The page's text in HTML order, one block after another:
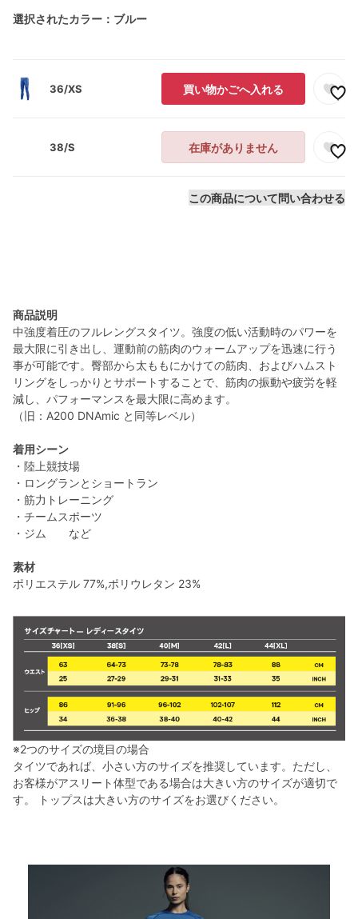
選択されたカラー：ブルー
36/XS 買い物かごへ入れる
38/S 在庫がありません
この商品について問い合わせる
商品説明
中強度着圧のフルレングスタイツ。強度の低い活動時のパワーを
最大限に引き出し、運動前の筋肉のウォームアップを迅速に行う
事が可能です。臀部から太ももにかけての筋肉、およびハムスト
リングをしっかりとサポートすることで、筋肉の振動や疲労を軽
減し、パフォーマンスを最大限に高めます。
（旧：A200 DNAmic と同等レベル）
着用シーン
・陸上競技場
・ロングランとショートラン
・筋力トレーニング
・チームスポーツ
・ジム など
素材
ポリエステル 77%,ポリウレタン 23%
※2つのサイズの境目の場合
タイツであれば、小さい方のサイズを推奨しています。ただし、
お客様がアスリート体型である場合は大きい方のサイズが適切で
す。 トップスは大きい方のサイズをお選びください。